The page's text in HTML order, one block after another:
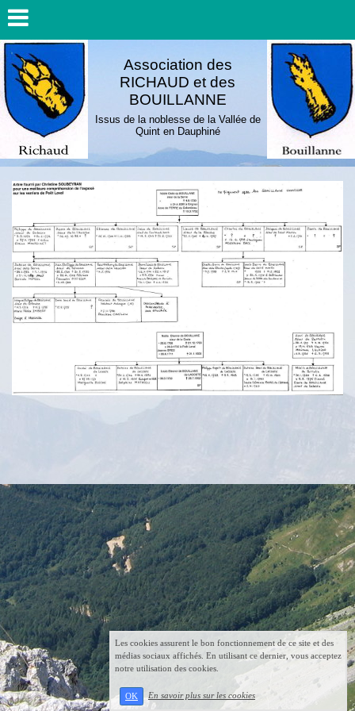
Association des
RICHAUD et des
BOUILLANNE
Issus de la noblesse de la Vallée de
Quint en Dauphiné
Les cookies assurent le bon fonctionnement de ce site et des
médias sociaux affichés. En utilisant ce dernier, vous acceptez
notre utilisation des cookies.
OK En savoir plus sur les cookies